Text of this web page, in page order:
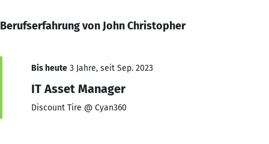
Berufserfahrung von John Christopher
Bis heute 3 Jahre, seit Sep. 2023
IT Asset Manager
Discount Tire @ Cyan360